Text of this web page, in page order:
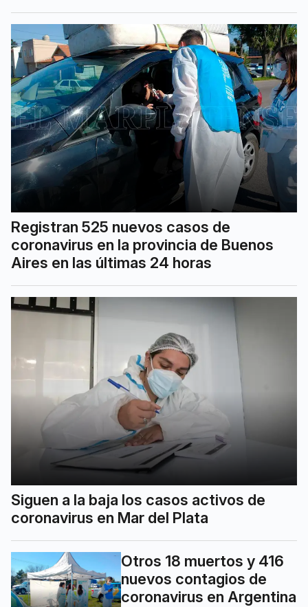
Registran 525 nuevos casos de
coronavirus en la provincia de Buenos
Aires en las últimas 24 horas
Siguen a la baja los casos activos de
coronavirus en Mar del Plata
Otros 18 muertos y 416
nuevos contagios de
coronavirus en Argentina